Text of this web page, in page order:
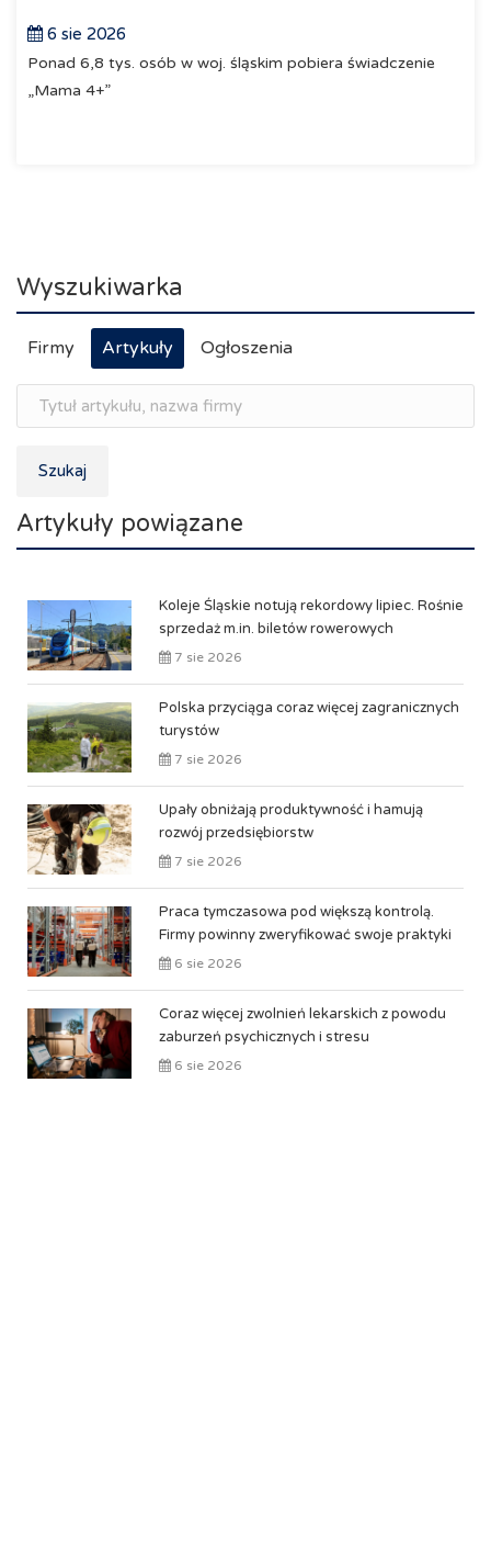
6 sie 2026
Ponad 6,8 tys. osób w woj. śląskim pobiera świadczenie
„Mama 4+”
Wyszukiwarka
Firmy Artykuły Ogłoszenia
Szukaj
Artykuły powiązane
Koleje Śląskie notują rekordowy lipiec. Rośnie
sprzedaż m.in. biletów rowerowych
7 sie 2026
Polska przyciąga coraz więcej zagranicznych
turystów
7 sie 2026
Upały obniżają produktywność i hamują
rozwój przedsiębiorstw
7 sie 2026
Praca tymczasowa pod większą kontrolą.
Firmy powinny zweryfikować swoje praktyki
6 sie 2026
Coraz więcej zwolnień lekarskich z powodu
zaburzeń psychicznych i stresu
6 sie 2026